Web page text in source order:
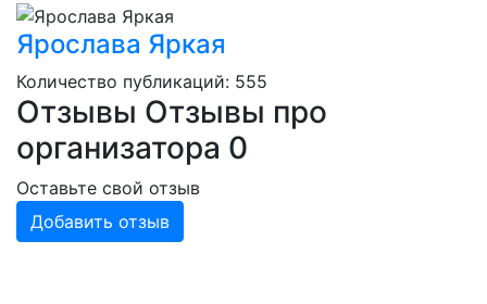
Ярослава Яркая
Количество публикаций: 555
Отзывы Отзывы про
организатора 0
Оставьте свой отзыв
Добавить отзыв